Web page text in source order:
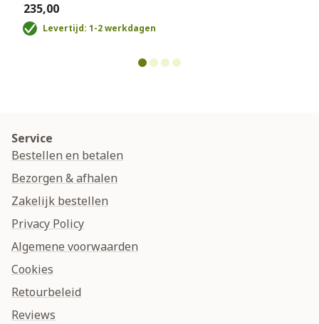
€235,00
Levertijd: 1-2 werkdagen
Service
Bestellen en betalen
Bezorgen & afhalen
Zakelijk bestellen
Privacy Policy
Algemene voorwaarden
Cookies
Retourbeleid
Reviews